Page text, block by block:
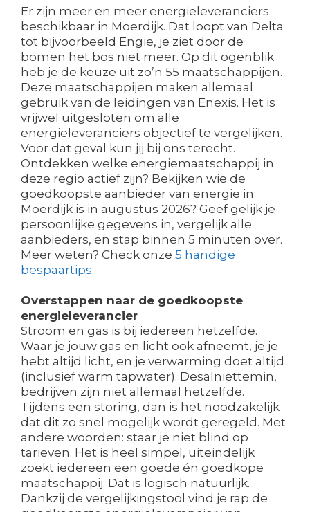
Er zijn meer en meer energieleveranciers
beschikbaar in Moerdijk. Dat loopt van Delta
tot bijvoorbeeld Engie, je ziet door de
bomen het bos niet meer. Op dit ogenblik
heb je de keuze uit zo’n 55 maatschappijen.
Deze maatschappijen maken allemaal
gebruik van de leidingen van Enexis. Het is
vrijwel uitgesloten om alle
energieleveranciers objectief te vergelijken.
Voor dat geval kun jij bij ons terecht.
Ontdekken welke energiemaatschappij in
deze regio actief zijn? Bekijken wie de
goedkoopste aanbieder van energie in
Moerdijk is in augustus 2026? Geef gelijk je
persoonlijke gegevens in, vergelijk alle
aanbieders, en stap binnen 5 minuten over.
Meer weten? Check onze 5 handige
bespaartips.
Overstappen naar de goedkoopste
energieleverancier
Stroom en gas is bij iedereen hetzelfde.
Waar je jouw gas en licht ook afneemt, je je
hebt altijd licht, en je verwarming doet altijd
(inclusief warm tapwater). Desalniettemin,
bedrijven zijn niet allemaal hetzelfde.
Tijdens een storing, dan is het noodzakelijk
dat dit zo snel mogelijk wordt geregeld. Met
andere woorden: staar je niet blind op
tarieven. Het is heel simpel, uiteindelijk
zoekt iedereen een goede én goedkope
maatschappij. Dat is logisch natuurlijk.
Dankzij de vergelijkingstool vind je rap de